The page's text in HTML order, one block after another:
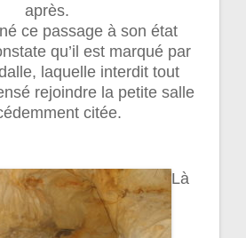
après.
ce passage à son état
qu’il est marqué par
laquelle interdit tout
rejoindre la petite salle
citée.
Là